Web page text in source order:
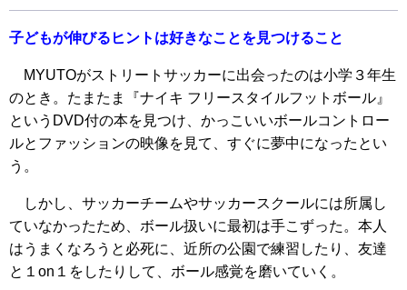
子どもが伸びるヒントは好きなことを見つけること
MYUTOがストリートサッカーに出会ったのは小学３年生
のとき。たまたま『ナイキ フリースタイルフットボール』
というDVD付の本を見つけ、かっこいいボールコントロー
ルとファッションの映像を見て、すぐに夢中になったとい
う。
しかし、サッカーチームやサッカースクールには所属し
ていなかったため、ボール扱いに最初は手こずった。本人
はうまくなろうと必死に、近所の公園で練習したり、友達
と１on１をしたりして、ボール感覚を磨いていく。